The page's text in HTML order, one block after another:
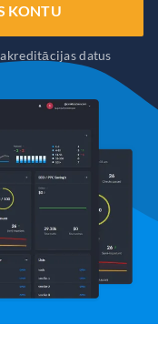
KONTU
datus